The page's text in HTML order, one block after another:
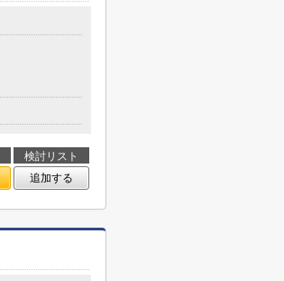
検討リスト
追加する